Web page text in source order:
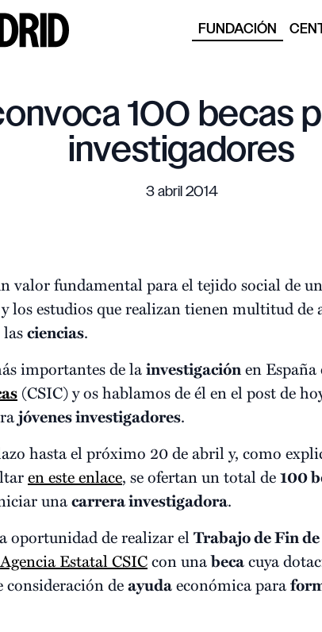
FUNDACIÓN
100 becas
investigadores
3 abril 2014
valor fundamental para el tejido social de
los estudios que realizan tienen multitud de
ciencias.
importantes de lainvestigaciónen España
(CSIC) y os hablamos de él en el post de
jóvenes investigadores.
hasta el próximo 20 de abril y, como
en este enlace, se ofertan un total de100
unacarrera investigadora.
oportunidad de realizar elTrabajo de Fin
Agencia Estatal CSICcon unabecacuya
consideración deayudaeconómica para